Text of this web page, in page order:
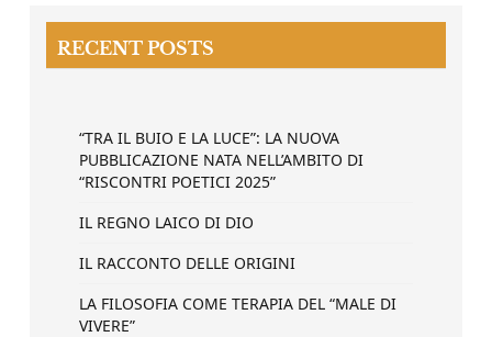
RECENT POSTS
“TRA IL BUIO E LA LUCE”: LA NUOVA
PUBBLICAZIONE NATA NELL’AMBITO DI
“RISCONTRI POETICI 2025”
IL REGNO LAICO DI DIO
IL RACCONTO DELLE ORIGINI
LA FILOSOFIA COME TERAPIA DEL “MALE DI
VIVERE”